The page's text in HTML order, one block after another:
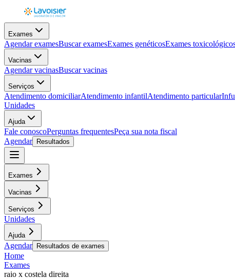
Exames
Agendar examesBuscar examesExames genéticosExames
Vacinas
Agendar vacinasBuscar vacinas
Serviços
Atendimento domiciliarAtendimento infantilAtendimento particular
Unidades
Ajuda
Fale conoscoPerguntas frequentesPeça sua nota fiscal
Agendar
Resultados
Exames
Vacinas
Serviços
Unidades
Ajuda
Agendar Resultados de exames
Home
Exames
raio x costela direita